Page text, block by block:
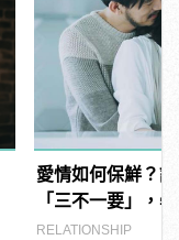
愛情如何保鮮？
「三不一要」，
RELATIONSHIP